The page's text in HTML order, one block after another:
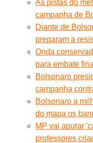
As pistas do
campanha de
Diante de
preparam a
Onda
para embate
Bolsonaro
campanha
Bolsonaro a
do mapa os
MP vai apurar
professores